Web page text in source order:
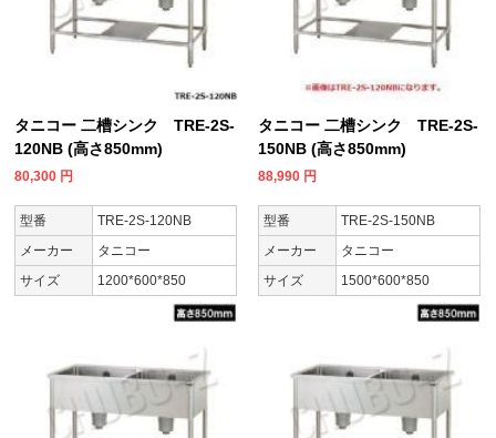
タニコー 二槽シンク TRE-2S-
120NB (高さ850mm)
80,300 円
型番
TRE-2S-120NB
メーカー
タニコー
サイズ
1200*600*850
タニコー 二槽シンク TRE-2S-
150NB (高さ850mm)
88,990 円
型番
TRE-2S-150NB
メーカー
タニコー
サイズ
1500*600*850